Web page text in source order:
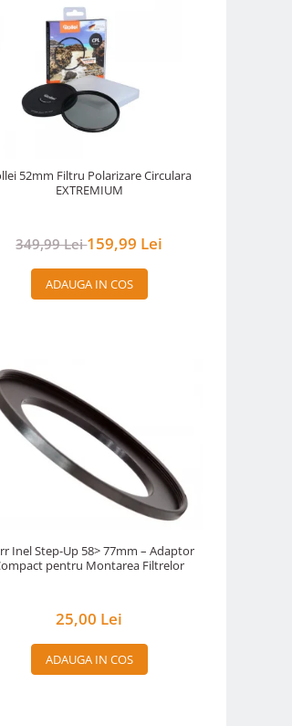
52mm Filtru Polarizare Circulara
EXTREMIUM
349,99 Lei159,99 Lei
ADAUGA IN COS
Inel Step-Up 58> 77mm – Adaptor
pentru Montarea Filtrelor
25,00 Lei
ADAUGA IN COS